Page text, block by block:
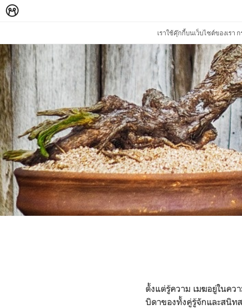
เราใช้คุ๊กกี้บนเว็บไซต์ของเรา
ตั้งแต่รู้ความ เมฆอยู่ในคว
บิดาของทั้งคู่รู้จักและสนิท